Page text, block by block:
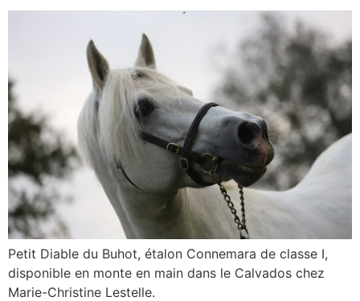
Petit Diable du Buhot, étalon Connemara de classe I,
disponible en monte en main dans le Calvados chez
Marie-Christine Lestelle.